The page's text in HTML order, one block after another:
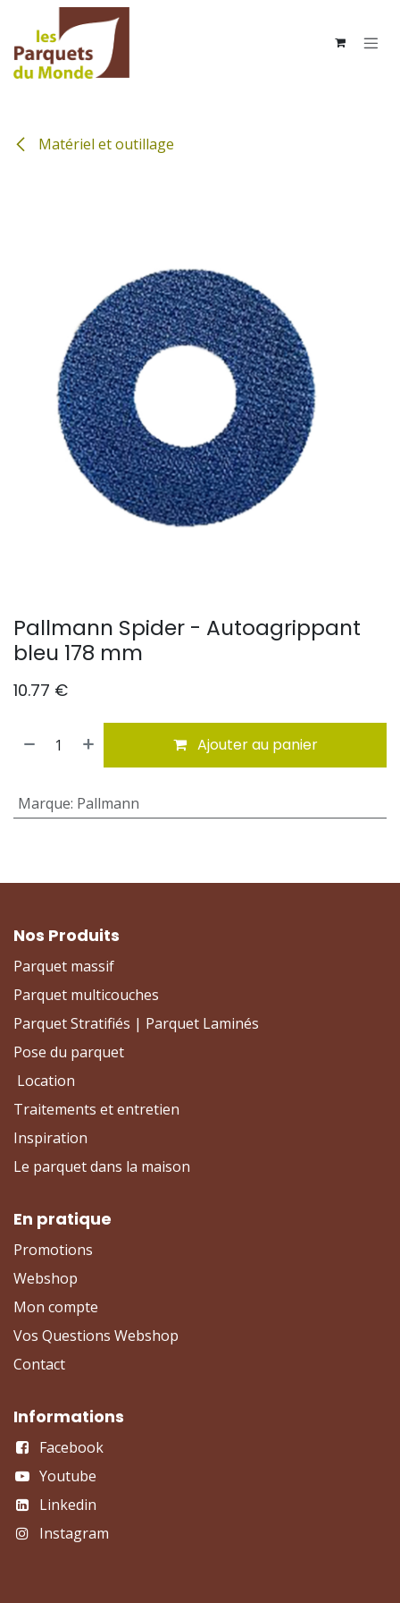
Se rendre au contenu
Matériel et outillage
Pallmann Spider - Autoagrippant
bleu 178 mm
10.77 €
Ajouter au panier
Marque: Pallmann
Nos Produits
Parquet massif
Parquet multicouches
Parquet Stratifiés | Parquet Laminés
Pose du parquet
Location
Traitements et entretien
Inspiration
Le parquet dans la maison
En pratique
Promotions
Webshop
Mon compte
Vos Questions Webshop
Contact
Informations
Facebook
Youtube
Linkedin
Instagram